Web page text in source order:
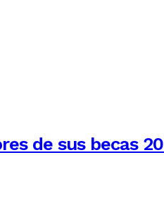
de sus becas